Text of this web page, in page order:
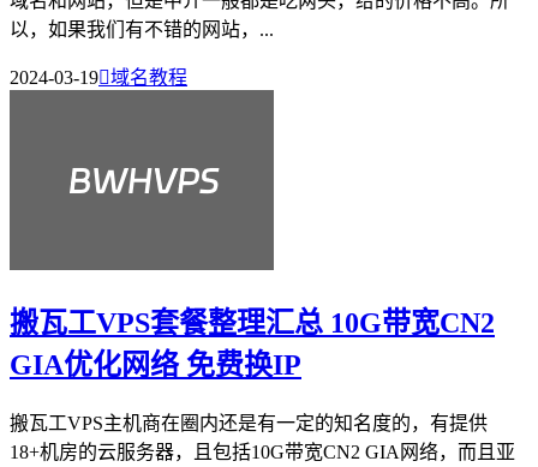
以，如果我们有不错的网站，...
2024-03-19域名教程
搬瓦工VPS套餐整理汇总 10G带宽CN2
GIA优化网络 免费换IP
搬瓦工VPS主机商在圈内还是有一定的知名度的，有提供
18+机房的云服务器，且包括10G带宽CN2 GIA网络，而且亚